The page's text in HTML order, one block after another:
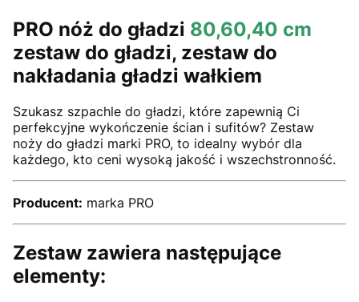
PRO nóż do gładzi 80,60,40 cm
zestaw do gładzi, zestaw do
nakładania gładzi wałkiem
Szukasz szpachle do gładzi, które zapewnią Ci
perfekcyjne wykończenie ścian i sufitów? Zestaw
noży do gładzi marki PRO, to idealny wybór dla
każdego, kto ceni wysoką jakość i wszechstronność.
Producent: marka PRO
Zestaw zawiera następujące
elementy: